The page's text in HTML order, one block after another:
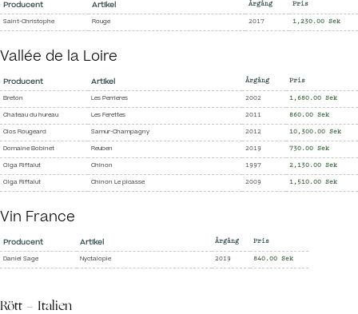
Producent Artikel Årgång Pris
Saint-Christophe Rouge 2017 1,230.00 Sek
Vallée de la Loire
Producent Artikel Årgång Pris
Breton Les Perrieres 2002 1,680.00 Sek
Chateau du hureau Les Ferettes 2011 860.00 Sek
Clos Rougeard Samur-Champagny 2012 10,300.00 Sek
Domaine Bobinet Reuben 2019 730.00 Sek
Olga Riffalut Chinon 1997 2,130.00 Sek
Olga Riffalut Chinon Le picasse 2009 1,510.00 Sek
Vin France
Producent Artikel Årgång Pris
Daniel Sage Nyctalopie 2019 840.00 Sek
Rött - Italien